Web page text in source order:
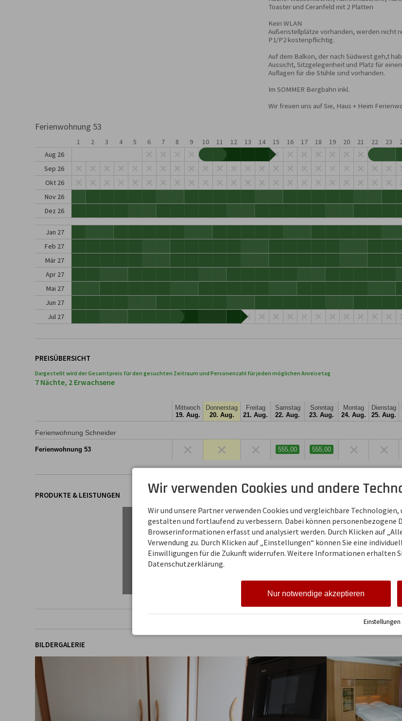
Toaster und Ceranfeld mit 2 Platten
Kein WLAN
Außenstellplätze vorhanden, werden nicht
P1/P2 kostenpflichtig.
Auf dem Balkon, der nach Südwest geh,t
Aussicht, Sitzgelegenheit und Platz für
Auflagen für die Stühle sind vorhanden.
Im SOMMER Bergbahn inkl.
Wir freuen uns auf Sie, Haus + Heim
Ferienwohnung 53
1 2 3 4 5 6 7 8 9 10 11 12 13 14 15 16 17 18 19 20 21 22 23
Aug 26
Sep 26
Okt 26
Nov 26
Dez 26
Jan 27
Feb 27
Mär 27
Apr 27
Mai 27
Jun 27
Jul 27
PREISÜBERSICHT
Dargestellt wird der Gesamtpreis für den gesuchten Zeitraum und Personenzahl für jeden möglichen Anreisetag
7 Nächte, 2 Erwachsene
Mittwoch
19. Aug.
Donnerstag
20. Aug.
Freitag
21. Aug.
Samstag
22. Aug.
Sonntag
23. Aug.
Montag
24. Aug.
Dienstag
25. Aug.
Ferienwohnung Schneider
Ferienwohnung 53 × × × 555,00 555,00 × ×
PRODUKTE & LEISTUNGEN
Produkt
Kinderbett mit
Hochstuhl
BILDERGALERIE
Wir verwenden Cookies und andere
Wir und unsere Partner verwenden Cookies und vergleichbare
gestalten und fortlaufend zu verbessern. Dabei können personenbezogene
Browserinformationen erfasst und analysiert werden. Durch Klicken auf
Verwendung zu. Durch Klicken auf „Einstellungen“ können Sie eine
Einwilligungen für die Zukunft widerrufen. Weitere Informationen erhalten
Datenschutzerklärung.
Nur notwendige akzeptieren
Einstellungen